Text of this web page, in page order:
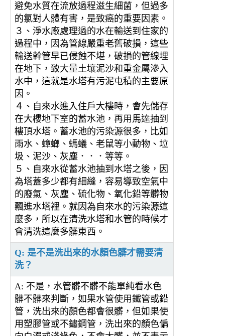
避免水質在流放過程滋生細菌，但過多
的氯對人體有害，是致癌的重要因素。
３、淨水廠處理過的水在輸送到住家的
過程中，因為管線嚴重老舊破損，這些
輸送幹管早已侵蝕不堪，破損的管線埋
在地下，致大量土壤泥沙和重金屬滲入
水中，這就是水塔有污泥屯積的主要原
因。
４、自來水進入住戶大樓時，會先儲存
在大樓地下室的蓄水池，再用馬達抽到
樓頂水塔。蓄水池的污染源很多，比如
雨水、蟑螂、螞蟻、老鼠等小動物、垃
圾、泥沙、灰塵．．．等等。
５、自來水從蓄水池抽到水塔之後，因
為塔蓋多少都有細縫，容易導致空氣中
的廢氣、灰塵、硫化物、氧化鉛等髒物
飄進水塔裡。就因為自來水的污染源這
麼多，所以在清洗水塔和水管的時候才
會清洗這麼多髒東西。
Q: 是不是洗出來的水顏色髒才需要清
洗？
A: 不是，水管髒不髒不能單純看水色
髒不髒來判斷，如果水管使用鐵管或鉛
管，洗出來的顏色都會很髒，但如果使
用塑膠管或不鏽鋼管，洗出來的顏色偏